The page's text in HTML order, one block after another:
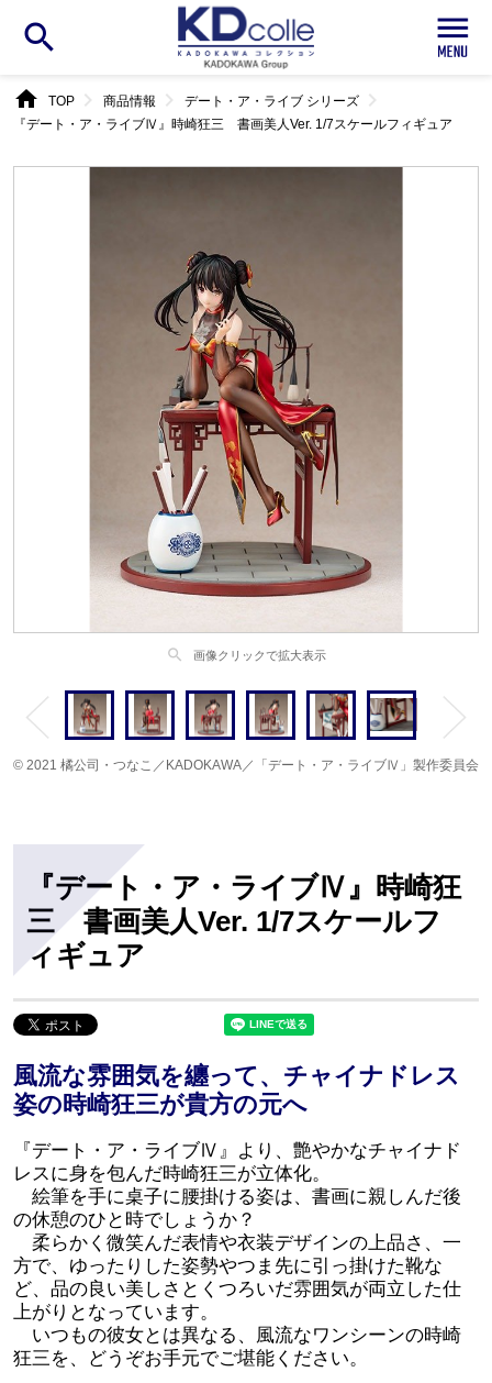
search
home TOPchevron_right 商品情報chevron_right デート・ア・ライブ シリーズchevron_right
『デート・ア・ライブⅣ』時崎狂三 書画美人Ver. 1/7スケールフィギュア
search 画像クリックで拡大表示
© 2021 橘公司・つなこ／KADOKAWA／「デート・ア・ライブⅣ」製作委員会
『デート・ア・ライブⅣ』時崎狂
三 書画美人Ver. 1/7スケールフ
ィギュア
風流な雰囲気を纏って、チャイナドレス
姿の時崎狂三が貴方の元へ
『デート・ア・ライブⅣ』より、艶やかなチャイナド
レスに身を包んだ時崎狂三が立体化。
絵筆を手に桌子に腰掛ける姿は、書画に親しんだ後
の休憩のひと時でしょうか？
柔らかく微笑んだ表情や衣装デザインの上品さ、一
方で、ゆったりした姿勢やつま先に引っ掛けた靴な
ど、品の良い美しさとくつろいだ雰囲気が両立した仕
上がりとなっています。
いつもの彼女とは異なる、風流なワンシーンの時崎
狂三を、どうぞお手元でご堪能ください。